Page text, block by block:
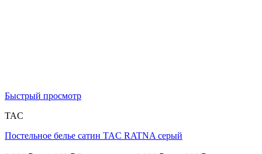
Быстрый просмотр
TAC
Постельное белье сатин TAC RATNA серый